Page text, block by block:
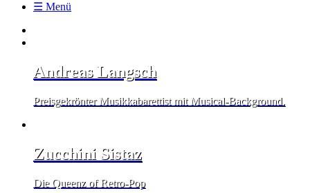
☰ Menü
Andreas Langsch
Preisgekrönter Musikkabarettist mit Musical-Background.
Zucchini Sistaz
Die Queenz of Retro-Pop